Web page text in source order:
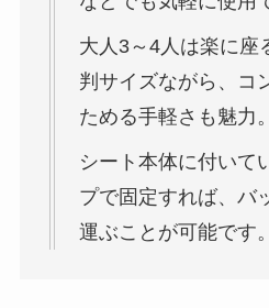
大人3～4人は楽に座
判サイズながら、コ
ためる手軽さも魅力。
シート本体に付いて
プで固定すれば、バ
運ぶことが可能です。